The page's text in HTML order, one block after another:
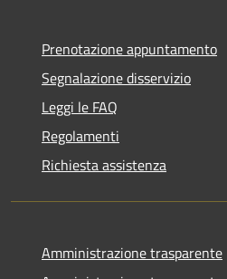
Prenotazione appuntamento
Segnalazione disservizio
Leggi le FAQ
Regolamenti
Richiesta assistenza
Amministrazione trasparente